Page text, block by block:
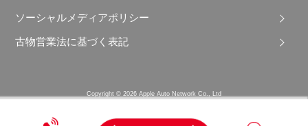
ソーシャルメディアポリシー
古物営業法に基づく表記
Copyright © 2026 Apple Auto Network Co., Ltd